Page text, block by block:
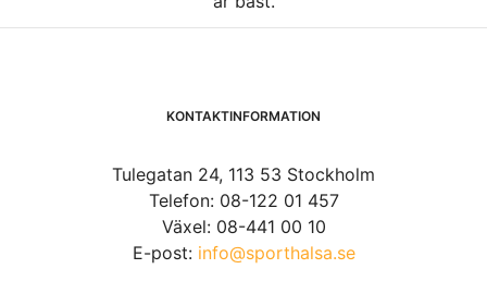
KONTAKTINFORMATION
Tulegatan 24, 113 53 Stockholm
Telefon: 08-122 01 457
Växel: 08-441 00 10
E-post: info@sporthalsa.se